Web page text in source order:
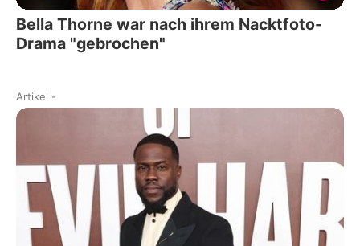
Bella Thorne war nach ihrem Nacktfoto-
Drama "gebrochen"
Artikel -